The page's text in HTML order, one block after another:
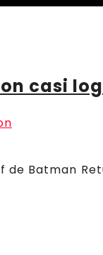
casi
Batman